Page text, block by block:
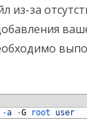
из-за
-a -G root user